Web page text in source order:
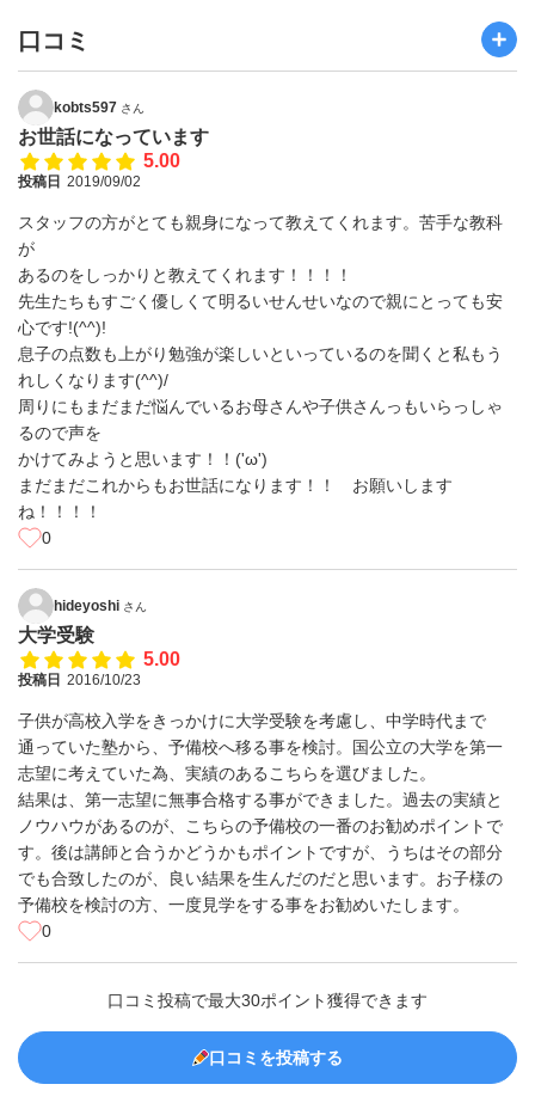
口コミ
kobts597 さん
お世話になっています
5.00
投稿日 2019/09/02
スタッフの方がとても親身になって教えてくれます。苦手な教科
が
あるのをしっかりと教えてくれます！！！！
先生たちもすごく優しくて明るいせんせいなので親にとっても安
心です!(^^)!
息子の点数も上がり勉強が楽しいといっているのを聞くと私もう
れしくなります(^^)/
周りにもまだまだ悩んでいるお母さんや子供さんっもいらっしゃ
るので声を
かけてみようと思います！！('ω')
まだまだこれからもお世話になります！！ お願いします
ね！！！！
0
hideyoshi さん
大学受験
5.00
投稿日 2016/10/23
子供が高校入学をきっかけに大学受験を考慮し、中学時代まで
通っていた塾から、予備校へ移る事を検討。国公立の大学を第一
志望に考えていた為、実績のあるこちらを選びました。
結果は、第一志望に無事合格する事ができました。過去の実績と
ノウハウがあるのが、こちらの予備校の一番のお勧めポイントで
す。後は講師と合うかどうかもポイントですが、うちはその部分
でも合致したのが、良い結果を生んだのだと思います。お子様の
予備校を検討の方、一度見学をする事をお勧めいたします。
0
口コミ投稿で最大30ポイント獲得できます
口コミを投稿する